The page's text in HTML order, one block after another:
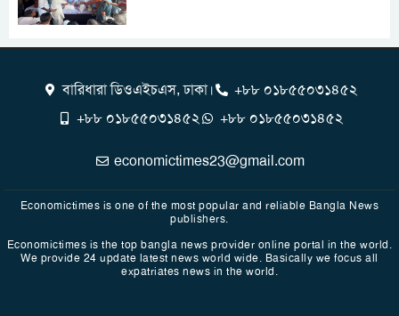
বারিধারা ডিওএইচএস, ঢাকা।
+৮৮ ০১৮৫৫০৩১৪৫২
+৮৮ ০১৮৫৫০৩১৪৫২
+৮৮ ০১৮৫৫০৩১৪৫২
economictimes23@gmail.com
Economictimes is one of the most popular and reliable Bangla News
publishers.
Economictimes is the top bangla news provider online portal in the world.
We provide 24 update latest news world wide. Basically we focus all
expatriates news in the world.